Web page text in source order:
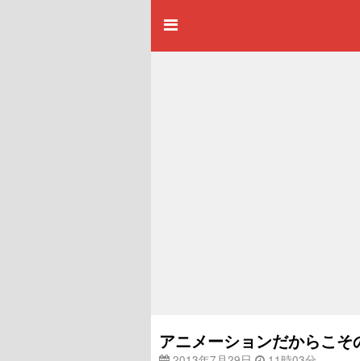
アニメーションだからこ